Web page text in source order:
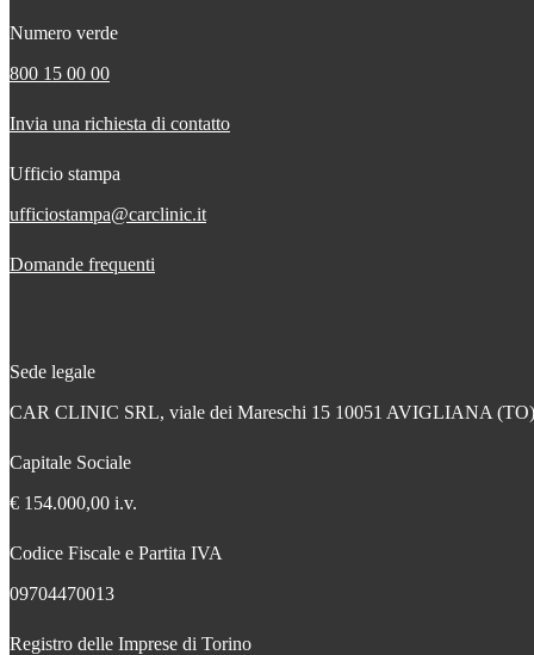
Numero verde
800 15 00 00
Invia una richiesta di contatto
Ufficio stampa
ufficiostampa@carclinic.it
Domande frequenti
Sede legale
CAR CLINIC SRL, viale dei Mareschi 15 10051 AVIGLIANA (TO)
Capitale Sociale
€ 154.000,00 i.v.
Codice Fiscale e Partita IVA
09704470013
Registro delle Imprese di Torino